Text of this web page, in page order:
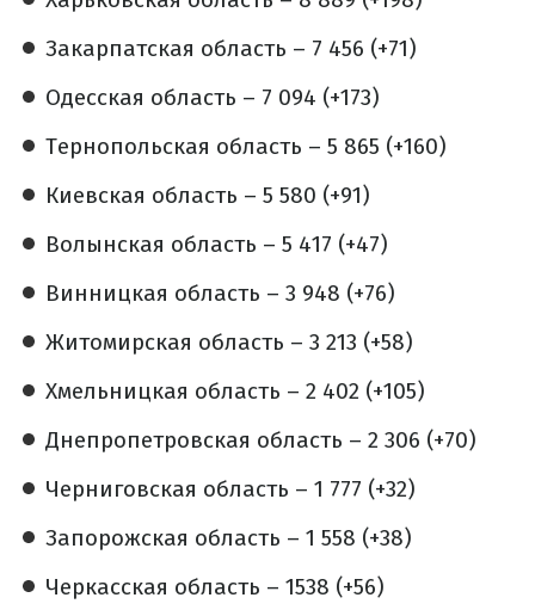
Закарпатская область – 7 456 (+71)
Одесская область – 7 094 (+173)
Тернопольская область – 5 865 (+160)
Киевская область – 5 580 (+91)
Волынская область – 5 417 (+47)
Винницкая область – 3 948 (+76)
Житомирская область – 3 213 (+58)
Хмельницкая область – 2 402 (+105)
Днепропетровская область – 2 306 (+70)
Черниговская область – 1 777 (+32)
Запорожская область – 1 558 (+38)
Черкасская область – 1538 (+56)